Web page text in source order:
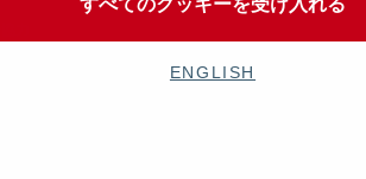
すべてのクッキーを受け入れる
ENGLISH